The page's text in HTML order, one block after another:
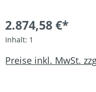
2.874,58 €*
Inhalt: 1
Preise inkl. MwSt.